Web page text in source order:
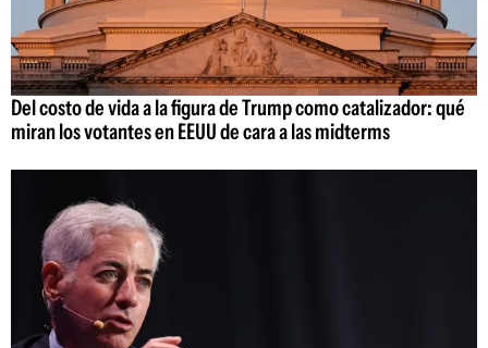
Del costo de vida a la figura de Trump como catalizador: qué
miran los votantes en EEUU de cara a las midterms